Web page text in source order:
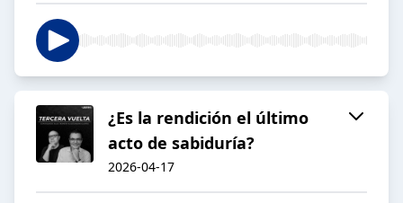
¿Es la rendición el último
acto de sabiduría?
2026-04-17